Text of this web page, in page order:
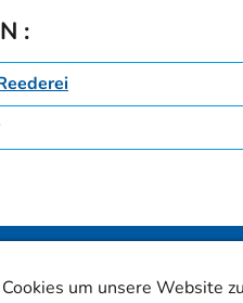
:
um unsere Website